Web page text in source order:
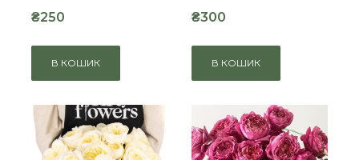
₴250
В КОШИК
₴300
В КОШИК